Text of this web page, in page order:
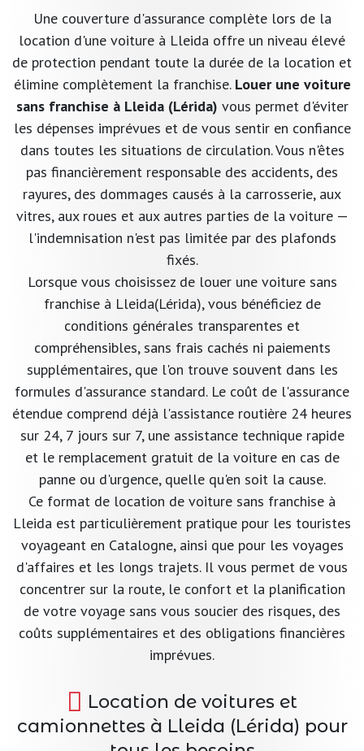
Une couverture d'assurance complète lors de la
location d'une voiture à Lleida offre un niveau élevé
de protection pendant toute la durée de la location et
élimine complètement la franchise. Louer une voiture
sans franchise à Lleida (Lérida) vous permet d'éviter
les dépenses imprévues et de vous sentir en confiance
dans toutes les situations de circulation. Vous n'êtes
pas financièrement responsable des accidents, des
rayures, des dommages causés à la carrosserie, aux
vitres, aux roues et aux autres parties de la voiture —
l'indemnisation n'est pas limitée par des plafonds
fixés.
Lorsque vous choisissez de louer une voiture sans
franchise à Lleida(Lérida), vous bénéficiez de
conditions générales transparentes et
compréhensibles, sans frais cachés ni paiements
supplémentaires, que l'on trouve souvent dans les
formules d'assurance standard. Le coût de l'assurance
étendue comprend déjà l'assistance routière 24 heures
sur 24, 7 jours sur 7, une assistance technique rapide
et le remplacement gratuit de la voiture en cas de
panne ou d'urgence, quelle qu'en soit la cause.
Ce format de location de voiture sans franchise à
Lleida est particulièrement pratique pour les touristes
voyageant en Catalogne, ainsi que pour les voyages
d'affaires et les longs trajets. Il vous permet de vous
concentrer sur la route, le confort et la planification
de votre voyage sans vous soucier des risques, des
coûts supplémentaires et des obligations financières
imprévues.
Location de voitures et
camionnettes à Lleida (Lérida) pour